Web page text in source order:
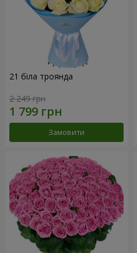
21 біла троянда
2 249 грн
Замовити